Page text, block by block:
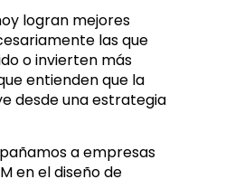
logran mejores
las que
o invierten más
entienden que la
desde una estrategia
a empresas
en el diseño de